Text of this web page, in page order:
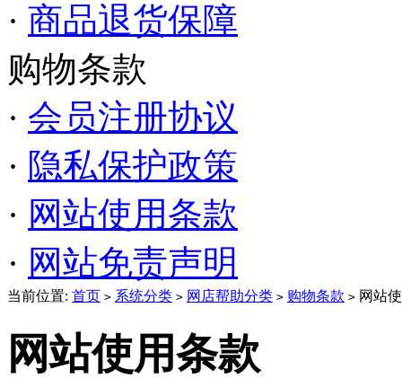
· 商品退货保障
购物条款
· 会员注册协议
· 隐私保护政策
· 网站使用条款
· 网站免责声明
当前位置: 首页 > 系统分类 > 网店帮助分类 > 购物条款 > 网站
网站使用条款